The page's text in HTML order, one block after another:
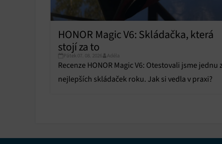
Funkce
HONOR Magic V6: Skládačka, která
stojí za to
Pátek 07. 08. 2026 Adéla
Recenze HONOR Magic V6: Otestovali jsme jednu
nejlepších skládaček roku. Jak si vedla v praxi?